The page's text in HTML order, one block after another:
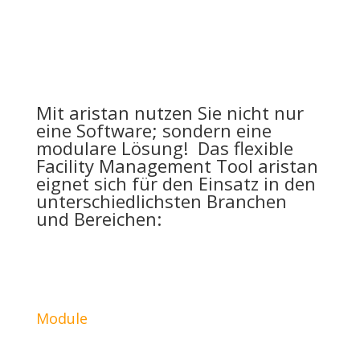
Mit aristan nutzen Sie nicht nur
eine Software; sondern eine
modulare Lösung! Das flexible
Facility Management Tool aristan
eignet sich für den Einsatz in den
unterschiedlichsten Branchen
und Bereichen:
Module